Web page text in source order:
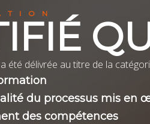
été délivrée au titre de la
du processus mis en
des compétences